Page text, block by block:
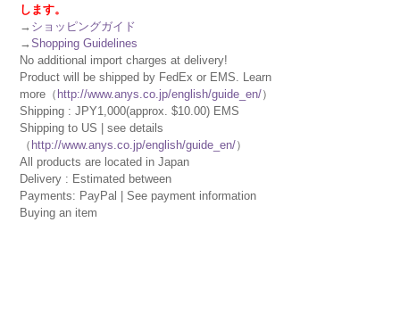
します。
→ ショッピングガイド
→Shopping Guidelines
No additional import charges at delivery!
Product will be shipped by FedEx or EMS. Learn
more（ http://www.anys.co.jp/english/guide_en/）
Shipping : JPY1,000(approx. $10.00) EMS
Shipping to US | see details
（ http://www.anys.co.jp/english/guide_en/）
All products are located in Japan
Delivery : Estimated between
Payments: PayPal | See payment information
Buying an item